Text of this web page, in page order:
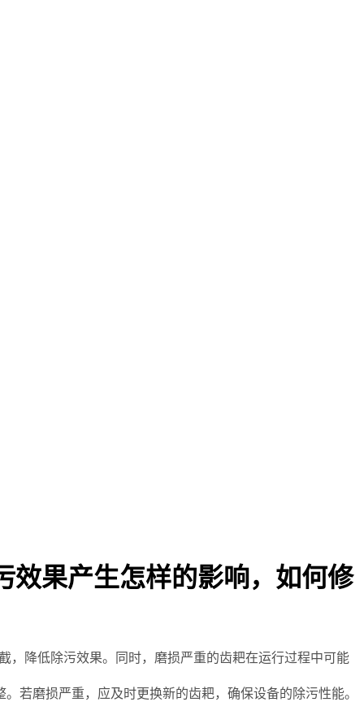
效果产生怎样的影响，如何修
降低除污效果。同时，磨损严重的齿耙在运行过程中可能
磨损严重，应及时更换新的齿耙，确保设备的除污性能。